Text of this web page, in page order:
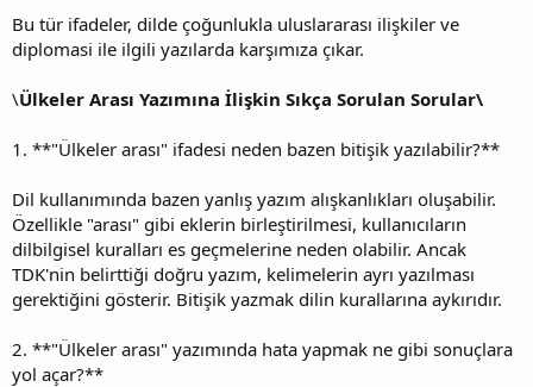
Bu tür ifadeler, dilde çoğunlukla uluslararası ilişkiler ve
diplomasi ile ilgili yazılarda karşımıza çıkar.
\Ülkeler Arası Yazımına İlişkin Sıkça Sorulan Sorular\
1. **"Ülkeler arası" ifadesi neden bazen bitişik yazılabilir?**
Dil kullanımında bazen yanlış yazım alışkanlıkları oluşabilir.
Özellikle "arası" gibi eklerin birleştirilmesi, kullanıcıların
dilbilgisel kuralları es geçmelerine neden olabilir. Ancak
TDK'nin belirttiği doğru yazım, kelimelerin ayrı yazılması
gerektiğini gösterir. Bitişik yazmak dilin kurallarına aykırıdır.
2. **"Ülkeler arası" yazımında hata yapmak ne gibi sonuçlara
yol açar?**